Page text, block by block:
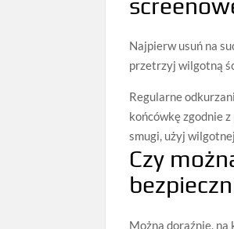
Najpierw usuń na
przetrzyj wilgotną
Regularne
końcówkę zgodnie
smugi, użyj
Czy
Można doraźnie, na